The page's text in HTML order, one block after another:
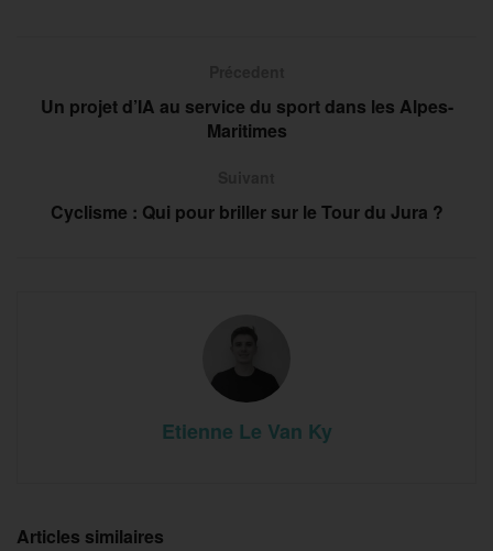
Un projet d’IA au service du sport dans les Alpes-
Maritimes
Cyclisme : Qui pour briller sur le Tour du Jura ?
Etienne Le Van Ky
Articles similaires